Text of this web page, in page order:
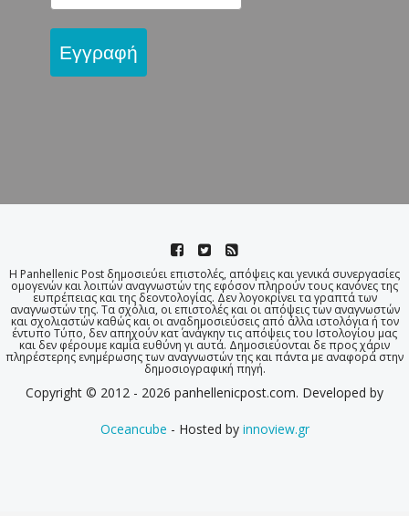
Εγγραφή
Η Panhellenic Post δημοσιεύει επιστολές, απόψεις και γενικά συνεργασίες
ομογενών και λοιπών αναγνωστών της εφόσον πληρούν τους κανόνες της
ευπρέπειας και της δεοντολογίας. Δεν λογοκρίνει τα γραπτά των
αναγνωστών της. Τα σχόλια, οι επιστολές και οι απόψεις των αναγνωστών
και σχολιαστών καθώς και οι αναδημοσιεύσεις από άλλα ιστολόγια ή τον
έντυπο Τύπο, δεν απηχούν κατ΄ ανάγκην τις απόψεις του Ιστολογίου μας
και δεν φέρουμε καμία ευθύνη γι αυτά. Δημοσιεύονται δε προς χάριν
πληρέστερης ενημέρωσης των αναγνωστών της και πάντα με αναφορά στην
δημοσιογραφική πηγή.
Copyright © 2012 - 2026 panhellenicpost.com. Developed by
Oceancube - Hosted by innoview.gr